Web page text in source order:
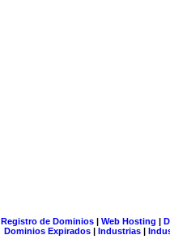
Registro de Dominios| Web Hosting |
Dominios Expirados | Industrias |